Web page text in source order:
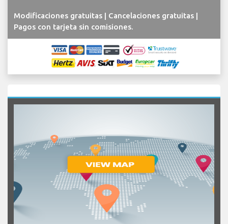
Modificaciones gratuitas | Cancelaciones gratuitas |
Pagos con tarjeta sin comisiones.